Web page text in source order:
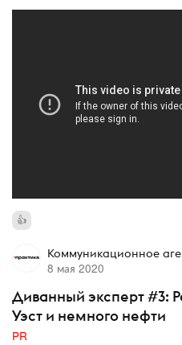
Коммуникационное
8 мая 2020
Диванный эксперт #3:
Уэст и немного нефти
PR